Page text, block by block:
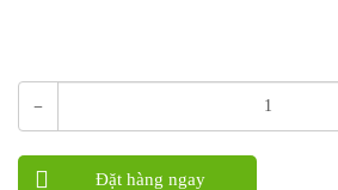
Đặt hàng ngay